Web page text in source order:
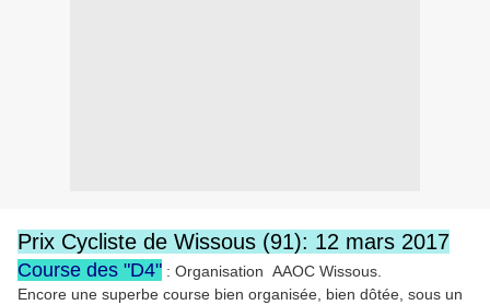
Prix Cycliste de Wissous (91): 12 mars 2017
Course des "D4" : Organisation AAOC Wissous.
Encore une superbe course bien organisée, bien dôtée, sous un